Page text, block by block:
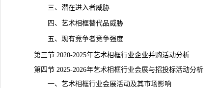
三、潜在进入者威胁
四、艺术相框替代品威胁
五、现有竞争者竞争强度
第三节 2020-2025年艺术相框行业企业并购活动分析
第四节 2025-2026年艺术相框行业会展与招投标活动分析
一、艺术相框行业会展活动及其市场影响